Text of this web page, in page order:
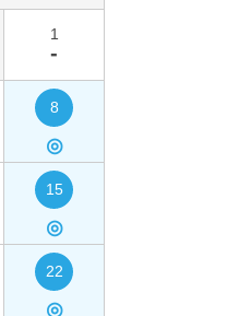
1
-
8
◎
15
◎
22
◎